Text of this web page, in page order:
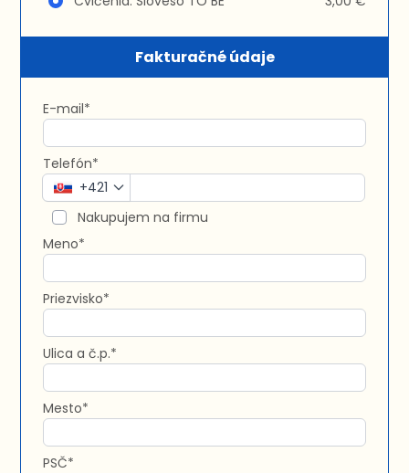
Fakturačné údaje
E-mail*
Telefón*
+421
Nakupujem na firmu
Meno*
Priezvisko*
Ulica a č.p.*
Mesto*
PSČ*